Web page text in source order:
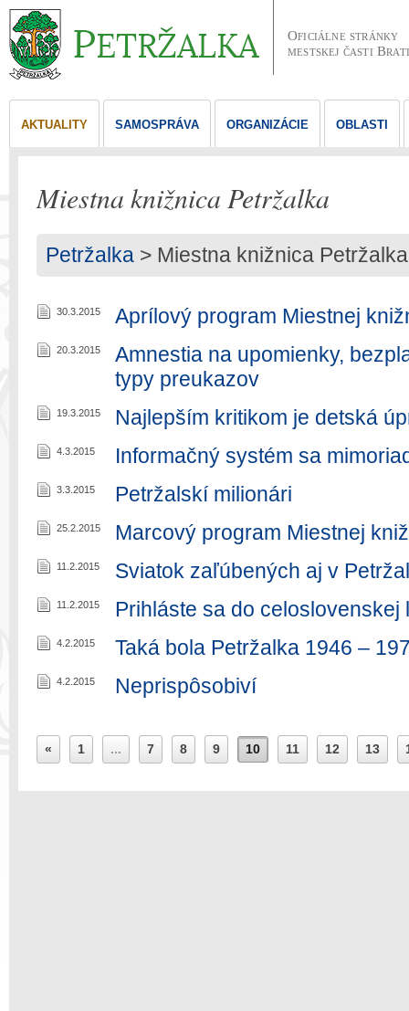
Oficiálne stránky
mestskej časti
AKTUALITY SAMOSPRÁVA ORGANIZÁCIE OBLASTI
Miestna knižnica Petržalka
Petržalka > Miestna knižnica Petržalka
30.3.2015 Aprílový program Miestnej
20.3.2015
Amnestia na upomienky,
typy preukazov
19.3.2015 Najlepším kritikom je detská
4.3.2015 Informačný systém sa
3.3.2015 Petržalskí milionári
25.2.2015 Marcový program Miestnej
11.2.2015 Sviatok zaľúbených aj v
11.2.2015 Prihláste sa do
4.2.2015 Taká bola Petržalka 1946 –
4.2.2015 Neprispôsobiví
« 1 ... 7 8 9 10 11 12 13